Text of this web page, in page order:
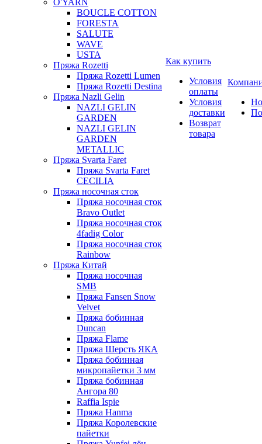
O'YARN
BOUCLE COTTON
FORESTA
SALUTE
WAVE
USTA
Пряжа Rozetti
Пряжа Rozetti Lumen
Пряжа Rozetti Destina
Пряжа Nazli Gelin
NAZLI GELIN
GARDEN
NAZLI GELIN
GARDEN
METALLIC
Пряжа Svarta Faret
Пряжа Svarta Faret
CECILIA
Пряжа носочная сток
Пряжа носочная сток
Bravo Outlet
Пряжа носочная сток
4fadig Color
Пряжа носочная сток
Rainbow
Пряжа Китай
Пряжа носочная
SMB
Пряжа Fansen Snow
Velvet
Пряжа бобинная
Duncan
Пряжа Flame
Пряжа Шерсть ЯКА
Пряжа бобинная
микропайетки 3 мм
Пряжа бобинная
Ангора 80
Raffia Ispie
Пряжа Hanma
Пряжа Королевские
пайетки
Как купить
Условия
оплаты
Условия
доставки
Возврат
товара